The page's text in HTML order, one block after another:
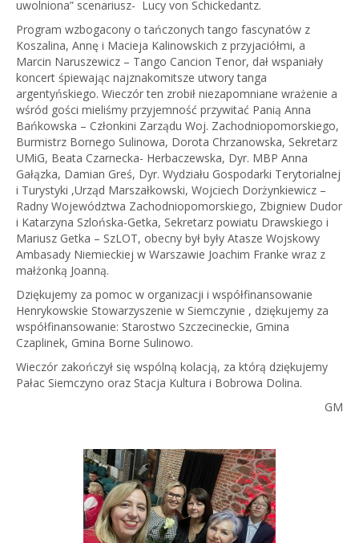
uwolniona” scenariusz- Lucy von Schickedantz.
Program wzbogacony o tańczonych tango fascynatów z
Koszalina, Annę i Macieja Kalinowskich z przyjaciółmi, a
Marcin Naruszewicz – Tango Cancion Tenor, dał wspaniały
koncert śpiewając najznakomitsze utwory tanga
argentyńskiego. Wieczór ten zrobił niezapomniane wrażenie a
wśród gości mieliśmy przyjemność przywitać Panią Anna
Bańkowska – Członkini Zarządu Woj. Zachodniopomorskiego,
Burmistrz Bornego Sulinowa, Dorota Chrzanowska, Sekretarz
UMiG, Beata Czarnecka- Herbaczewska, Dyr. MBP Anna
Gałązka, Damian Greś, Dyr. Wydziału Gospodarki Terytorialnej
i Turystyki ,Urząd Marszałkowski, Wojciech Dorżynkiewicz –
Radny Województwa Zachodniopomorskiego, Zbigniew Dudor
i Katarzyna Szlońska-Getka, Sekretarz powiatu Drawskiego i
Mariusz Getka – SzLOT, obecny był były Atasze Wojskowy
Ambasady Niemieckiej w Warszawie Joachim Franke wraz z
małżonką Joanną.
Dziękujemy za pomoc w organizacji i współfinansowanie
Henrykowskie Stowarzyszenie w Siemczynie , dziękujemy za
współfinansowanie: Starostwo Szczecineckie, Gmina
Czaplinek, Gmina Borne Sulinowo.
Wieczór zakończył się wspólną kolacją, za którą dziękujemy
Pałac Siemczyno oraz Stacja Kultura i Bobrowa Dolina.
GM